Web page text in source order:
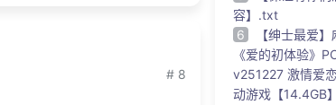
# 8
容】.txt
6
【绅士最爱
《爱的初体验》
v251227 激情爱
动游戏【14.4GB